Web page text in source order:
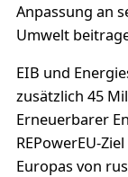
Anpassung an
Umwelt
EIB und
zusätzlich 45
Erneuerbarer
REPowerEU-
Europas von